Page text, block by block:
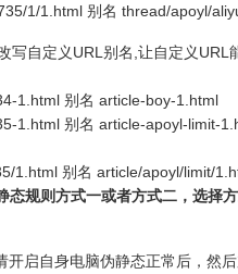
1/1.html 别名 thread/apoyl/
写自定义URL别名,让自定义URL
1.html 别名 article-boy-1.html
1.html 别名 article-apoyl-limit-
1.html 别名 article/apoyl/limit/
态规则方式一或者方式二，选择
开启自身电脑伪静态正常后，然